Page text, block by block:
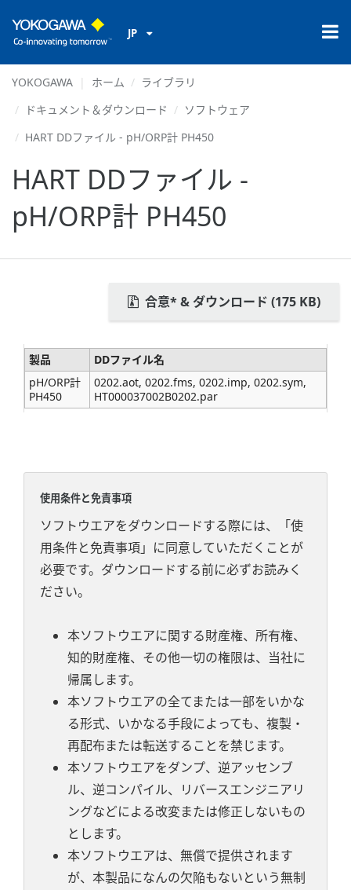
JP
YOKOGAWA ホーム
ライブラリ
ドキュメント＆ダウンロード
ソフトウェア
HART DDファイル - pH/ORP計 PH450
HART DDファイル -
pH/ORP計 PH450
合意* & ダウンロード (175 KB)
製品
DDファイル名
pH/ORP計
PH450
0202.aot, 0202.fms, 0202.imp, 0202.sym,
HT000037002B0202.par
使用条件と免責事項
ソフトウエアをダウンロードする際には、「使
用条件と免責事項」に同意していただくことが
必要です。ダウンロードする前に必ずお読みく
ださい。
本ソフトウエアに関する財産権、所有権、
知的財産権、その他一切の権限は、当社に
帰属します。
本ソフトウエアの全てまたは一部をいかな
る形式、いかなる手段によっても、複製・
再配布または転送することを禁じます。
本ソフトウエアをダンプ、逆アッセンブ
ル、逆コンパイル、リバースエンジニアリ
ングなどによる改変または修正しないもの
とします。
本ソフトウエアは、無償で提供されます
が、本製品になんの欠陥もないという無制